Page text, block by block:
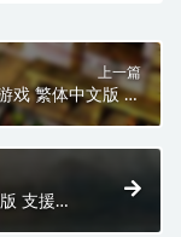
上一篇
戏 繁体中文版 支
援10.15 11
支援